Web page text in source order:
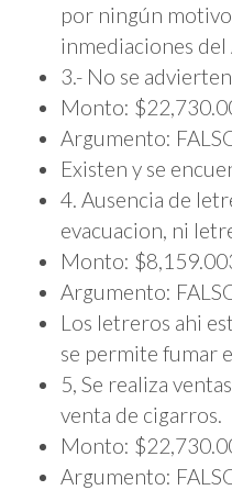
por ningún
inmediaciones del
3.- No se
Monto:
Argumento:
Existen y se
4. Ausencia de
evacuacion, ni
Monto:
Argumento:
Los letreros ahi
se permite fumar
5, Se realiza
venta de cigarros.
Monto:
Argumento: